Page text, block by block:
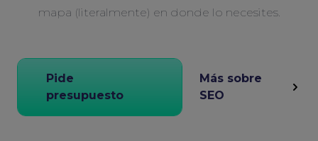
mapa (literalmente) en donde lo necesites.
Pide
presupuesto
Más sobre
SEO